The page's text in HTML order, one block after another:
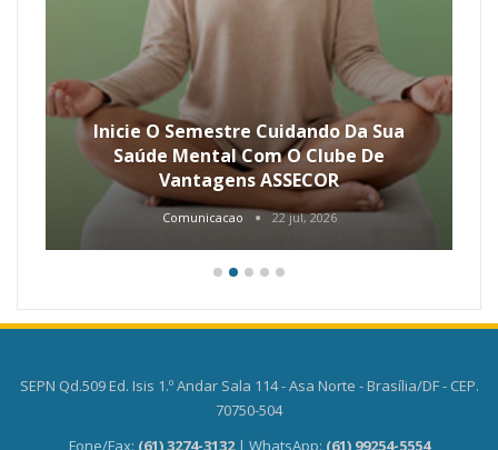
Inicie O Semestre Cuidando Da Sua
Saúde Mental Com O Clube De
Vantagens ASSECOR
Comunicacao 22 jul, 2026
SEPN Qd.509 Ed. Isis 1.º Andar Sala 114 - Asa Norte - Brasília/DF - CEP.
70750-504